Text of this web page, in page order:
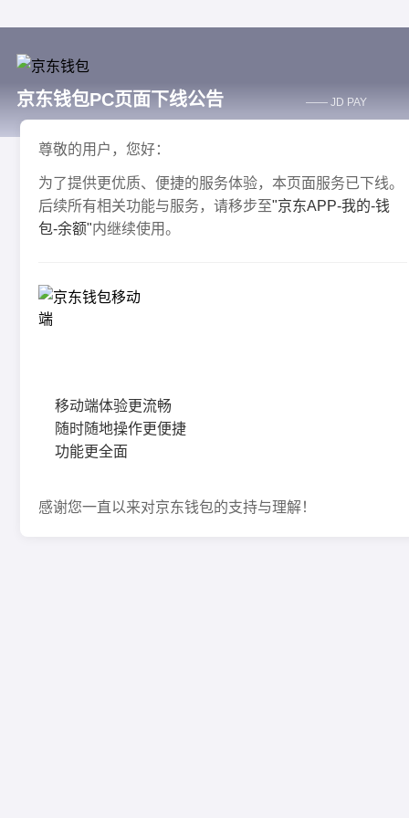
京东钱包PC页面下线公告 —— JD PAY
尊敬的用户，您好：
为了提供更优质、便捷的服务体验，本页面服务已下线。
后续所有相关功能与服务，请移步至"京东APP-我的-钱
包-余额"内继续使用。
移动端体验更流畅
随时随地操作更便捷
功能更全面
感谢您一直以来对京东钱包的支持与理解！